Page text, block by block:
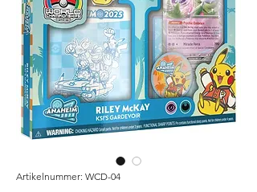
Artikelnummer: WCD-04